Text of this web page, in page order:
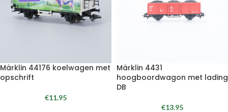
Märklin 44176 koelwagen met
opschrift
€11.95
Märklin 4431
hoogboordwagon met lading
DB
€13.95